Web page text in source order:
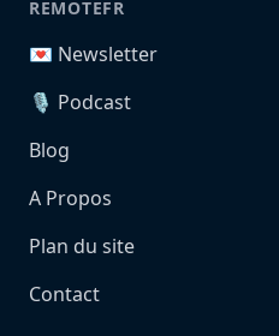
REMOTEFR
💌 Newsletter
🎙️ Podcast
Blog
A Propos
Plan du site
Contact